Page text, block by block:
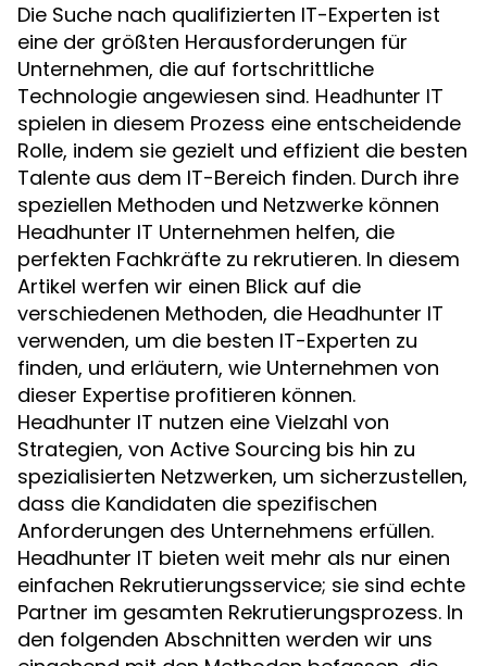
Die Suche nach qualifizierten IT-Experten ist
eine der größten Herausforderungen für
Unternehmen, die auf fortschrittliche
Technologie angewiesen sind. Headhunter IT
spielen in diesem Prozess eine entscheidende
Rolle, indem sie gezielt und effizient die besten
Talente aus dem IT-Bereich finden. Durch ihre
speziellen Methoden und Netzwerke können
Headhunter IT Unternehmen helfen, die
perfekten Fachkräfte zu rekrutieren. In diesem
Artikel werfen wir einen Blick auf die
verschiedenen Methoden, die Headhunter IT
verwenden, um die besten IT-Experten zu
finden, und erläutern, wie Unternehmen von
dieser Expertise profitieren können.
Headhunter IT nutzen eine Vielzahl von
Strategien, von Active Sourcing bis hin zu
spezialisierten Netzwerken, um sicherzustellen,
dass die Kandidaten die spezifischen
Anforderungen des Unternehmens erfüllen.
Headhunter IT bieten weit mehr als nur einen
einfachen Rekrutierungsservice; sie sind echte
Partner im gesamten Rekrutierungsprozess. In
den folgenden Abschnitten werden wir uns